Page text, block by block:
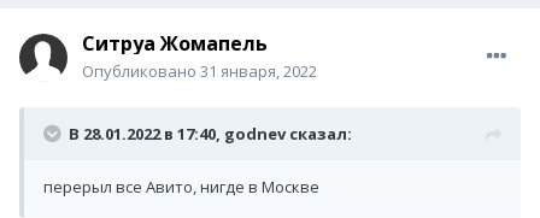
Ситруа Жомапель
Опубликовано 31 января, 2022
В 28.01.2022 в 17:40, godnevсказал:
перерыл все Авито, нигде в Москве